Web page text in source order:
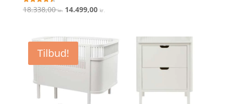
Vurderet
4.5
18.338,00kr. Den
var:
18.338,00 kr..
14.499,00 kr.
er:
14.499,00 kr..
Tilbud!